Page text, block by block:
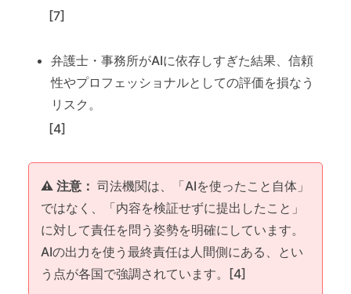
[7]
弁護士・事務所がAIに依存しすぎた結果、信頼
性やプロフェッショナルとしての評価を損なう
リスク。
[4]
⚠️ 注意： 司法機関は、「AIを使ったこと自体」
ではなく、「内容を検証せずに提出したこと」
に対して責任を問う姿勢を明確にしています。
AIの出力を使う最終責任は人間側にある、とい
う点が各国で強調されています。[4]